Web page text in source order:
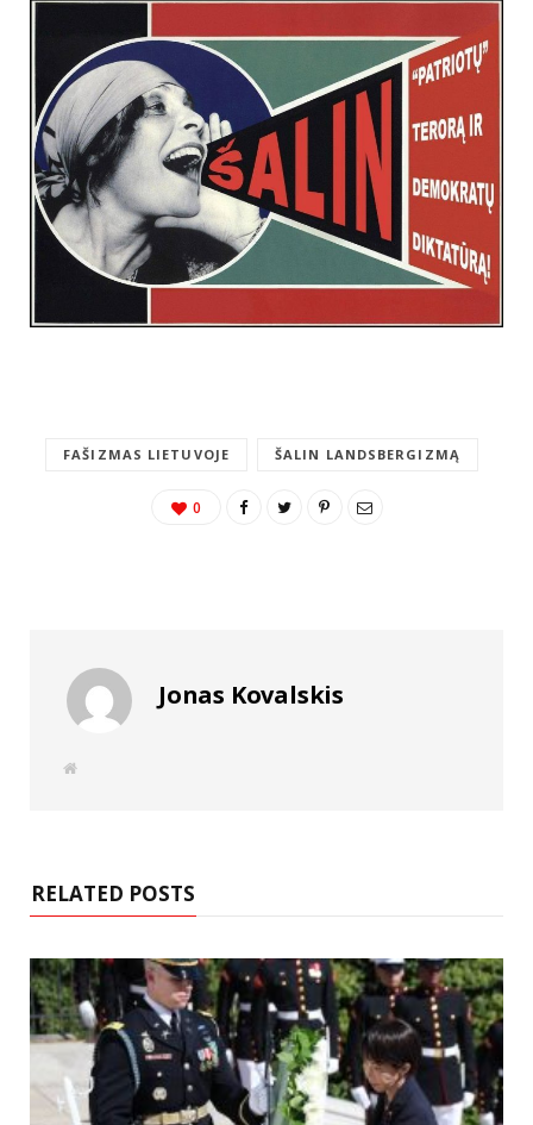
FAŠIZMAS LIETUVOJE ŠALIN LANDSBERGIZMĄ
0
Jonas Kovalskis
W
RELATED POSTS